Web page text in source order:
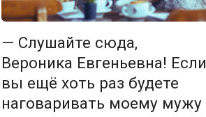
— Слушайте сюда,
Вероника Евгеньевна! Если
вы ещё хоть раз будете
наговаривать моему мужу